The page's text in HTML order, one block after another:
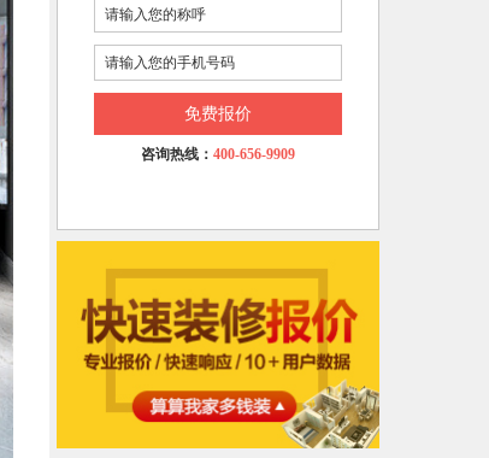
免费报价
咨询热线： 400-656-9909